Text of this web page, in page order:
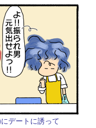
デートに誘って